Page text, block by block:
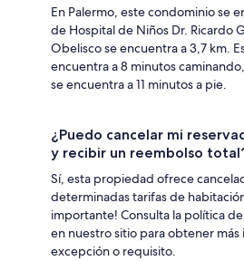
En Palermo, este condominio se
de Hospital de Niños Dr. Ricardo
Obelisco se encuentra a 3,7 km.
encuentra a 8 minutos
se encuentra a 11 minutos a pie.
¿Puedo cancelar mi
y recibir un reembolso
Sí, esta propiedad ofrece
determinadas tarifas de
importante! Consulta la política
en nuestro sitio para obtener
excepción o requisito.